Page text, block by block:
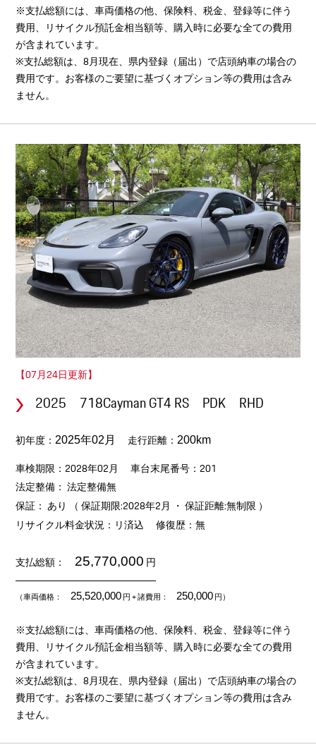
※支払総額には、車両価格の他、保険料、税金、登録等に伴う
費用、リサイクル預託金相当額等、購入時に必要な全ての費用
が含まれています。
※支払総額は、8月現在、県内登録（届出）で店頭納車の場合の
費用です。お客様のご要望に基づくオプション等の費用は含み
ません。
【07月24日更新】
2025 718Cayman GT4 RS PDK RHD
初年度：2025年02月 走行距離：200km
車検期限：2028年02月
車台末尾番号：201
法定整備： 法定整備無
保証： あり （ 保証期限:2028年2月 ・ 保証距離:無制限 ）
リサイクル料金状況：リ済込
修復歴：無
支払総額： 25,770,000 円
（車両価格： 25,520,000円+ 諸費用： 250,000円）
※支払総額には、車両価格の他、保険料、税金、登録等に伴う
費用、リサイクル預託金相当額等、購入時に必要な全ての費用
が含まれています。
※支払総額は、8月現在、県内登録（届出）で店頭納車の場合の
費用です。お客様のご要望に基づくオプション等の費用は含み
ません。